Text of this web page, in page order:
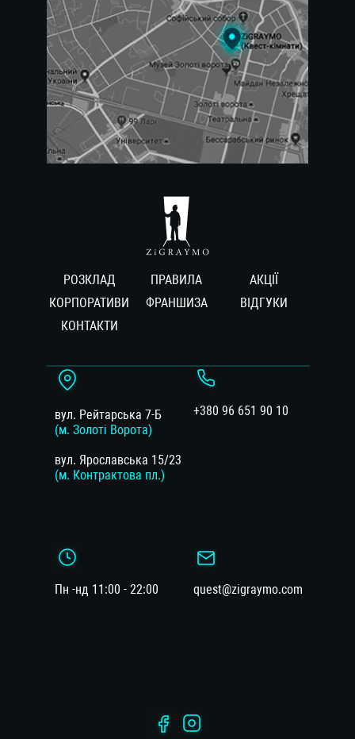
РОЗКЛАД ПРАВИЛА
АКЦІЇ
КОРПОРАТИВИ
ФРАНШИЗА
ВIДГУКИ
КОНТАКТИ
вул. Рейтарська 7-Б
(м. Золоті Ворота)
вул. Ярославська 15/23
(м. Контрактова пл.)
+380 96 651 90 10
Пн -нд 11:00 - 22:00 quest@zigraymo.com